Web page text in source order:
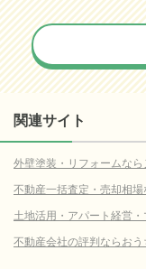
関連サイト
外壁塗装・リフォームなら
不動産一括査定・売却相
土地活用・アパート経営
不動産会社の評判ならお